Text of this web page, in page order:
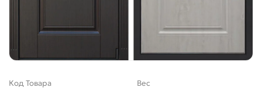
Код Товара Вес